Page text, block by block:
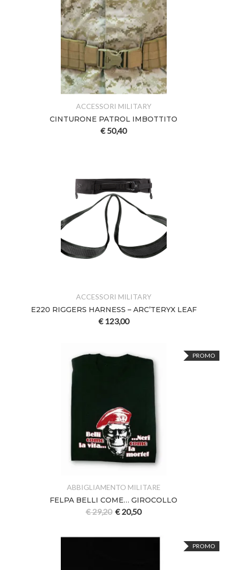
ACCESSORI MILITARY
CINTURONE PATROL IMBOTTITO
€ 50,40
ACCESSORI MILITARY
E220 RIGGERS HARNESS – ARC’TERYX LEAF
€123,00
PROMO
ABBIGLIAMENTO MILITARE
FELPA BELLI COME… GIROCOLLO
€29,20 € 20,50
PROMO